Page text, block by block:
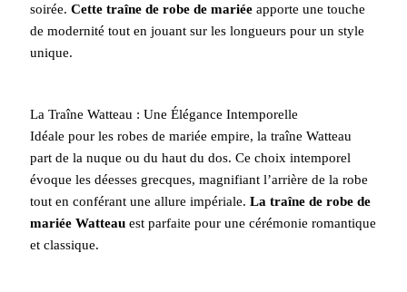
soirée.Cette traîne de robe de mariée apporte une touche
de modernité tout en jouant sur les longueurs pour un style
unique.
La Traîne Watteau : Une Élégance Intemporelle
Idéale pour les robes de mariée empire, la traîne Watteau
part de la nuque ou du haut du dos. Ce choix intemporel
évoque les déesses grecques, magnifiant l’arrière de la robe
tout en conférant une allure impériale.La traîne de robe de
mariée Watteau est parfaite pour une cérémonie romantique
et classique.